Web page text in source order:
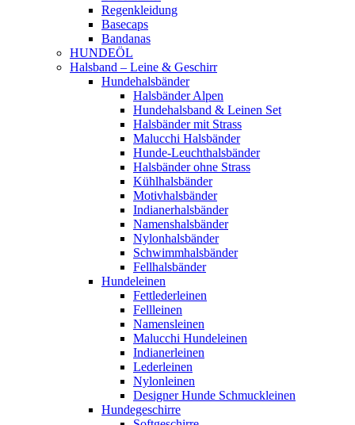
Regenkleidung
Basecaps
Bandanas
HUNDEÖL
Halsband – Leine & Geschirr
Hundehalsbänder
Halsbänder Alpen
Hundehalsband & Leinen Set
Halsbänder mit Strass
Malucchi Halsbänder
Hunde-Leuchthalsbänder
Halsbänder ohne Strass
Kühlhalsbänder
Motivhalsbänder
Indianerhalsbänder
Namenshalsbänder
Nylonhalsbänder
Schwimmhalsbänder
Fellhalsbänder
Hundeleinen
Fettlederleinen
Fellleinen
Namensleinen
Malucchi Hundeleinen
Indianerleinen
Lederleinen
Nylonleinen
Designer Hunde Schmuckleinen
Hundegeschirre